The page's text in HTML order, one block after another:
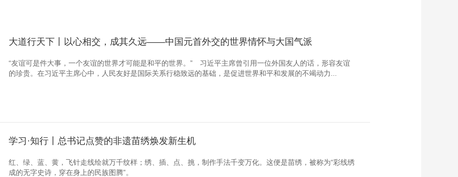
大道行天下丨以心相交，成其久远——中国元首外交的世界情怀与大国气派
“友谊可是件大事，一个友谊的世界才可能是和平的世界。” 习近平主席曾引用一位外国友人的话，形容友谊
的珍贵。在习近平主席心中，人民友好是国际关系行稳致远的基础，是促进世界和平和发展的不竭动力...
学习·知行丨总书记点赞的非遗苗绣焕发新生机
红、绿、蓝、黄，飞针走线绘就万千纹样；绣、插、点、挑，制作手法千变万化。这便是苗绣，被称为“彩线绣
成的无字史诗，穿在身上的民族图腾”。